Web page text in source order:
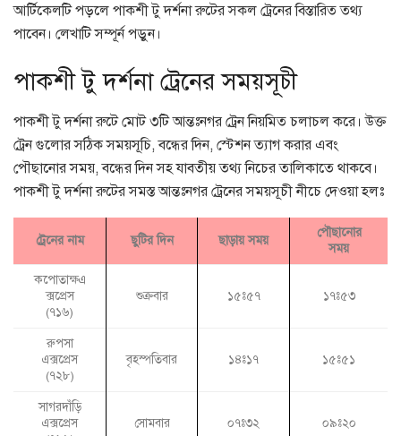
আর্টিকেলটি পড়লে পাকশী টু দর্শনা রুটের সকল ট্রেনের বিস্তারিত তথ্য
পাবেন। লেখাটি সম্পূর্ন পড়ুন।
পাকশী টু দর্শনা ট্রেনের সময়সূচী
পাকশী টু দর্শনা রুটে মোট ৩টি আন্তঃনগর ট্রেন নিয়মিত চলাচল করে। উক্ত
ট্রেন গুলোর সঠিক সময়সূচি, বন্ধের দিন, স্টেশন ত্যাগ করার এবং
পৌছানোর সময়, বন্ধের দিন সহ যাবতীয় তথ্য নিচের তালিকাতে থাকবে।
পাকশী টু দর্শনা রুটের সমস্ত আন্তঃনগর ট্রেনের সময়সূচী নীচে দেওয়া হলঃ
ট্রেনের নাম ছুটির দিন ছাড়ায় সময়
পৌছানোর
সময়
কপোতাক্ষএ
ক্সপ্রেস
(৭১৬)
শুক্রবার ১৫ঃ৫৭ ১৭ঃ৫৩
রুপসা
এক্সপ্রেস
(৭২৮)
বৃহস্পতিবার ১৪ঃ১৭ ১৫ঃ৫১
সাগরদাঁড়ি
এক্সপ্রেস
সোমবার ০৭ঃ৩২ ০৯ঃ২০